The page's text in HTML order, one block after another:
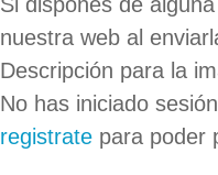
nuestra web al
Descripción para la
No has iniciado
registrate para poder